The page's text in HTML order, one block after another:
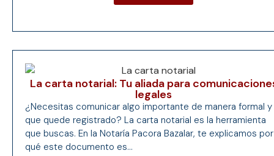
La carta notarial: Tu aliada para
legales
¿Necesitas comunicar algo importante de manera formal y
que quede registrado? La carta notarial es la herramienta
que buscas. En la Notaría Pacora Bazalar, te explicamos por
qué este documento es...